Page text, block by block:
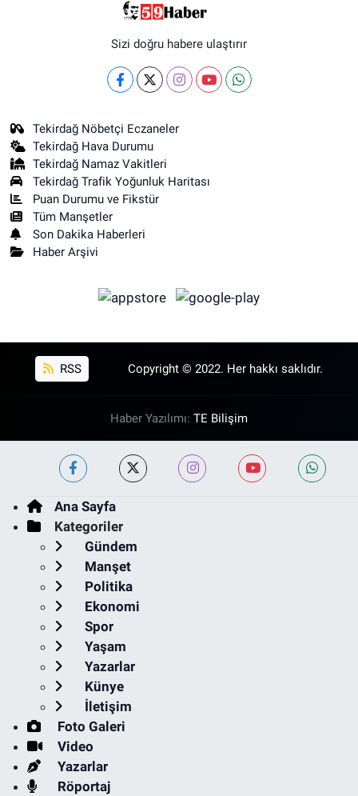
Sizi doğru habere ulaştırır
Tekirdağ Nöbetçi Eczaneler
Tekirdağ Hava Durumu
Tekirdağ Namaz Vakitleri
Tekirdağ Trafik Yoğunluk Haritası
Puan Durumu ve Fikstür
Tüm Manşetler
Son Dakika Haberleri
Haber Arşivi
RSS Copyright © 2022. Her hakkı saklıdır.
Haber Yazılımı: TE Bilişim
Ana Sayfa
Kategoriler
Gündem
Manşet
Politika
Ekonomi
Spor
Yaşam
Yazarlar
Künye
İletişim
Foto Galeri
Video
Yazarlar
Röportaj